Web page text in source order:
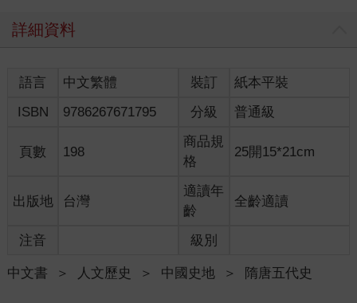
由，實為專掌禁兵所致。
宦官典禁兵，則兵權歸之，前者易制而後者難圖。代宗身受輔國
贈太傅，彼輩小人何懼而不作惡耶？程元振雖有翼戴功，然懲前
毖後，假不再令專制禁兵，何至吐蕃入犯，諸道坐視，倉惶幸
陝，府庫蕩空（廣德元年）。去一輔國，復養一元振，去一元
振，復養一朝恩，宦官之害，遂根深蒂固、牢不可拔，故謂唐亡
魚朝恩初以觀軍容使蒞九節度之師，卒致滏水（乾元二年）、邙
臨洮西之軍，祿山反後，衛伯玉率之赴陝）駐陝；只因陝州迎駕
神策軍歸禁中，自充將領，且收管好畤、麟游、普潤、興平、武
詳細資料
語言 中文繁體 裝訂
紙本平裝
ISBN
9786267671795 分級 普通級
頁數 198
商品規
格
25開15*21cm
出版地 台灣
適讀年
齡
全齡適讀
注音 級別
中文書 ＞ 人文歷史 ＞ 中國史地 ＞ 隋唐五代史